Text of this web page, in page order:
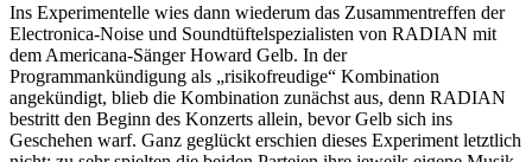
Ins Experimentelle wies dann wiederum das Zusammentreffen der
Electronica-Noise und Soundtüftelspezialisten von RADIAN mit
dem Americana-Sänger Howard Gelb. In der
Programmankündigung als „risikofreudige“ Kombination
angekündigt, blieb die Kombination zunächst aus, denn RADIAN
bestritt den Beginn des Konzerts allein, bevor Gelb sich ins
Geschehen warf. Ganz geglückt erschien dieses Experiment letztlich